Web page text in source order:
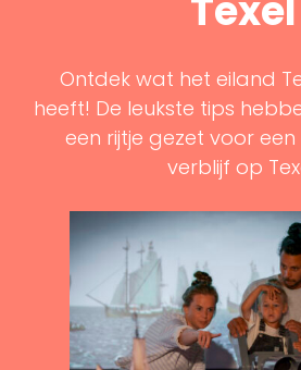
Texel
Ontdek wat het eiland
heeft! De leukste tips
een rijtje gezet voor
verblijf op